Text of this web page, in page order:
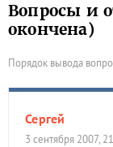
Вопросы и
окончена)
Порядок вывода
Сергей
3 сентября 2007,